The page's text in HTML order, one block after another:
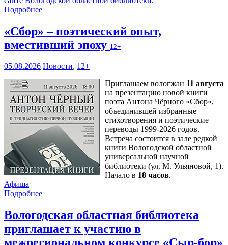
Подробнее
«Сбор» – поэтический опыт,
вместивший эпоху 12+
05.08.2026 Новости, 12+
Приглашаем вологжан 11 августа
на презентацию новой книги
поэта Антона Чёрного «Сбор»,
объединившей избранные
стихотворения и поэтические
переводы 1999-2026 годов.
Встреча состоится в зале редкой
книги Вологодской областной
универсальной научной
библиотеки (ул. М. Ульяновой, 1).
Начало в 18 часов.
Афиша
Подробнее
Вологодская областная библиотека
приглашает к участию в